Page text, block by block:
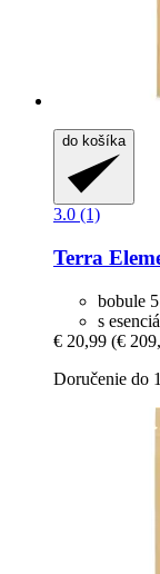
do košíka
3.0 (1)
Terra
bobule
s
€ 20,99 (€
Doručenie do